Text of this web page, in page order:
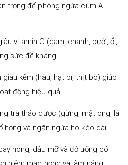
trọng để phòng ngừa cúm A
vitamin C (cam, chanh, bưởi, ổi,
sức đề kháng.
kẽm (hàu, hạt bí, thịt bò) giúp
động hiệu quả.
trà thảo dược (gừng, mật ong, lá
và ngăn ngừa ho kéo dài.
nóng, dầu mỡ và đồ uống có